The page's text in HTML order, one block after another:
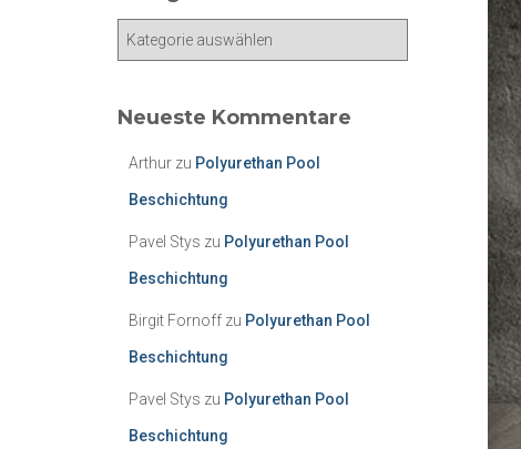
gNeueste Kommentare
Arthurzu Polyurethan Pool
Beschichtung
Pavel Stys zu Polyurethan Pool
Beschichtung
Birgit Fornoffzu Polyurethan Pool
Beschichtung
Pavel Stys zu Polyurethan Pool
Beschichtung